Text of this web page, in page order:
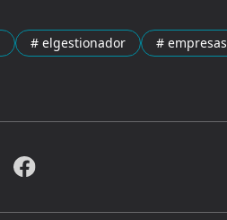
# elgestionador # empresas